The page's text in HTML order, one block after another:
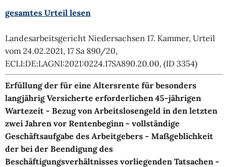
gesamtes Urteil lesen
Landesarbeitsgericht Niedersachsen 17. Kammer, Urteil
vom 24.02.2021, 17 Sa 890/20,
ECLI:DE:LAGNI:2021:0224.17SA890.20.00, (ID 3354)
Erfüllung der für eine Altersrente für besonders
langjährig Versicherte erforderlichen 45-jährigen
Wartezeit - Bezug von Arbeitslosengeld in den letzten
zwei Jahren vor Rentenbeginn - vollständige
Geschäftsaufgabe des Arbeitgebers - Maßgeblichkeit
der bei der Beendigung des
Beschäftigungsverhältnisses vorliegenden Tatsachen -